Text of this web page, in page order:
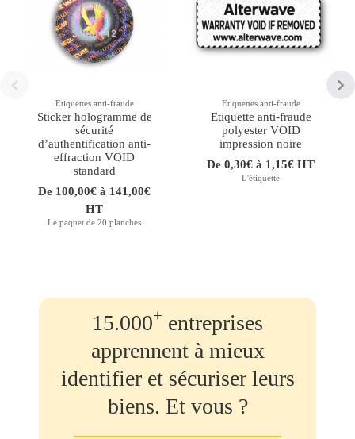
Etiquettes anti-fraude
Sticker hologramme de
sécurité
d’authentification anti-
effraction VOID
standard
De 100,00€ à 141,00€
HT
Le paquet de 20 planches
Etiquettes anti-fraude
Etiquette anti-fraude
polyester VOID
impression noire
De 0,30€ à 1,15€ HT
L'étiquette
15.000+ entreprises
apprennent à mieux
identifier et sécuriser leurs
biens. Et vous ?